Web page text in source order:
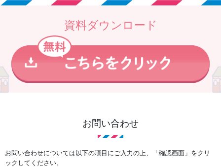
資料ダウンロード
お問い合わせ
お問い合わせについては以下の項目にご入力の上、「確認画面」をクリ
ックしてください。